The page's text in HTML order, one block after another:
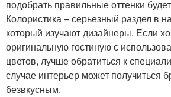
подобрать правильные оттенки
Колористика – серьезный раздел в
который изучают дизайнеры. Если
оригинальную гостиную с
цветов, лучше обратиться к
случае интерьер может получиться
безвкусным.